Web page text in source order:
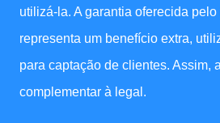
utilizá-la. A garantia oferecida
representa um benefício extra,
para captação de clientes. Assim,
complementar à legal.